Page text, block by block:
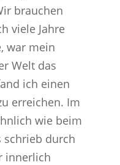
brauchen
viele Jahre
war mein
Welt das
ich einen
erreichen. Im
wie beim
schrieb durch
innerlich